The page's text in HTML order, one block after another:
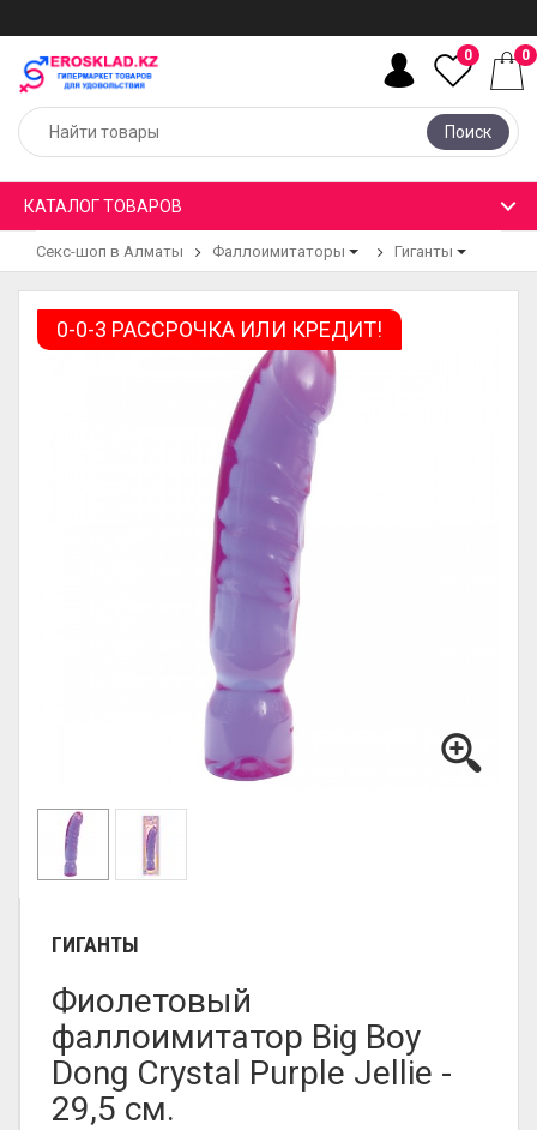
Поиск
0 0
КАТАЛОГ ТОВАРОВ
Секс-шоп в Алматы Фаллоимитаторы Гиганты
0-0-3 РАССРОЧКА ИЛИ КРЕДИТ!
ГИГАНТЫ
Фиолетовый
фаллоимитатор Big Boy
Dong Crystal Purple Jellie -
29,5 см.